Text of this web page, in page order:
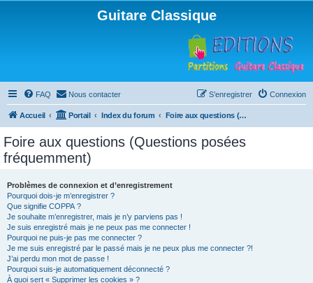
Guitare Classique
FAQ Nous contacter Connexion
S’enregistrer
Accueil Portail Index du forum Foire aux questions (Questions posées fréquemment)
Foire aux questions (Questions posées
fréquemment)
Problèmes de connexion et d’enregistrement
Pourquoi dois-je m’enregistrer ?
Que signifie COPPA ?
Je souhaite m’enregistrer, mais je n’y parviens pas !
Je suis enregistré mais je ne peux pas me connecter !
Pourquoi ne puis-je pas me connecter ?
Je me suis enregistré par le passé mais je ne peux plus me connecter ?!
J’ai perdu mon mot de passe !
Pourquoi suis-je automatiquement déconnecté ?
À quoi sert « Supprimer les cookies » ?